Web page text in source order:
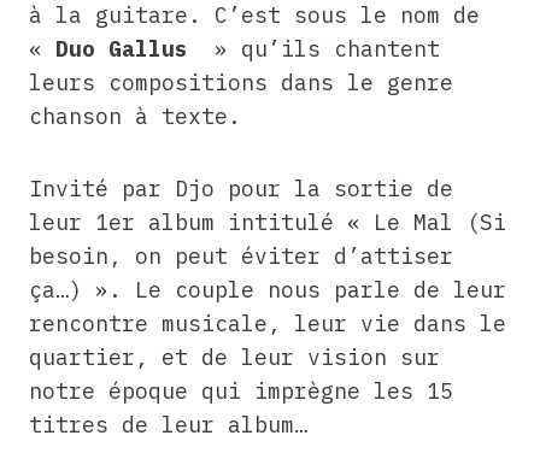
à la guitare. C’est sous le nom de
« Duo Gallus » qu’ils chantent
leurs compositions dans le genre
chanson à texte.
Invité par Djo pour la sortie de
leur 1er album intitulé « Le Mal (Si
besoin, on peut éviter d’attiser
ça…) ». Le couple nous parle de leur
rencontre musicale, leur vie dans le
quartier, et de leur vision sur
notre époque qui imprègne les 15
titres de leur album…